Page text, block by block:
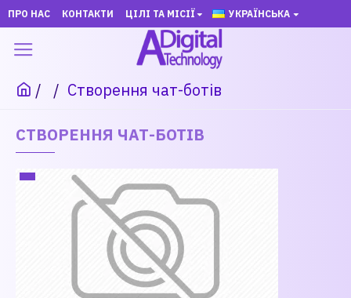
ПРО НАС КОНТАКТИ ЦІЛІ ТА МІСІЇ УКРАЇНСЬКА
Створення чат-ботів
СТВОРЕННЯ ЧАТ-БОТІВ